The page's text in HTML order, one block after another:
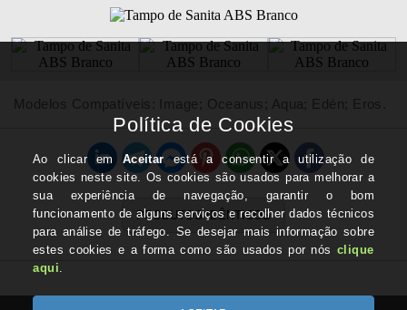
Modelos Compatíveis: Image; Oceanus; Aqua; Edén; Eros.
PRODUTOS IDÊNTICOS